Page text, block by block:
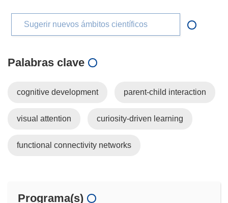
Sugerir nuevos ámbitos científicos
Palabras clave
cognitive development parent-child interaction
visual attention curiosity-driven learning
functional connectivity networks
Programa(s)